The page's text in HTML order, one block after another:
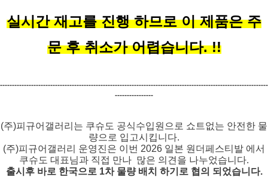
실시간 재고를 진행 하므로 이 제품은 주
문 후 취소가 어렵습니다. !!
----------------------------------------------------------------------------------------------------------------
----------------
(주)피규어갤러리는 쿠슈도 공식수입원으로 쇼트없는 안전한 물
량으로 입고시킵니다.
(주)피규어갤러리 운영진은 이번 2026 일본 원더페스티발 에서
쿠슈도 대표님과 직접 만나 많은 의견을 나누었습니다.
출시후 바로 한국으로 1차 물량 배치 하기로 협의 되었습니다.